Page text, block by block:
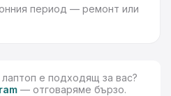
период — ремонт или
е подходящ за вас?
— отговаряме бързо.